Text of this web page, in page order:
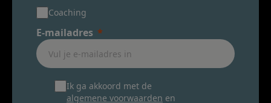
Coaching
E-mailadres
Ik ga akkoord met de
algemene voorwaarden en